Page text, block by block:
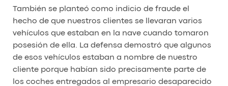
También se planteó como indicio de fraude el
hecho de que nuestros clientes se llevaran varios
vehículos que estaban en la nave cuando tomaron
posesión de ella. La defensa demostró que algunos
de esos vehículos estaban a nombre de nuestro
cliente porque habían sido precisamente parte de
los coches entregados al empresario desaparecido